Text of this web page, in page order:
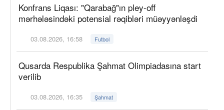
Konfrans Liqası: "Qarabağ"ın pley-off
mərhələsindəki potensial rəqibləri müəyyənləşdi
03.08.2026, 16:58 Futbol
Qusarda Respublika Şahmat Olimpiadasına start
verilib
03.08.2026, 16:35 Şahmat